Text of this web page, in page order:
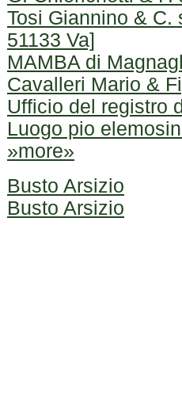
51133 Va]
MAMBA di
Cavalleri Mario &
Ufficio del registro
Luogo pio
»more»
Busto Arsizio
Busto Arsizio